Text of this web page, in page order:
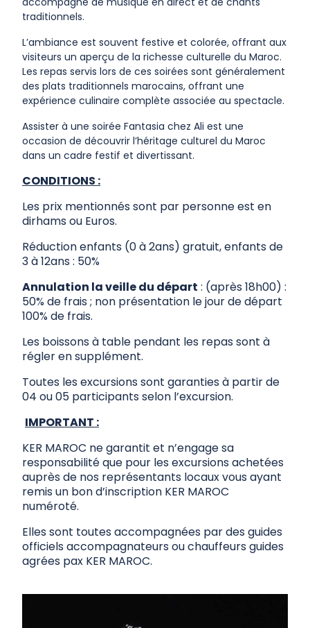
traditionnels.
L’ambiance est souvent festive et colorée, offrant aux
visiteurs un aperçu de la richesse culturelle du Maroc.
Les repas servis lors de ces soirées sont généralement
des plats traditionnels marocains, offrant une
expérience culinaire complète associée au spectacle.
Assister à une soirée Fantasia chez Ali est une
occasion de découvrir l’héritage culturel du Maroc
dans un cadre festif et divertissant.
CONDITIONS :
Les prix mentionnés sont par personne est en
dirhams ou Euros.
Réduction enfants (0 à 2ans) gratuit, enfants de
3 à 12ans : 50%
Annulation la veille du départ : (après 18h00) :
50% de frais ; non présentation le jour de départ
100% de frais.
Les boissons à table pendant les repas sont à
régler en supplément.
Toutes les excursions sont garanties à partir de
04 ou 05 participants selon l’excursion.
IMPORTANT :
KER MAROC ne garantit et n’engage sa
responsabilité que pour les excursions achetées
auprès de nos représentants locaux vous ayant
remis un bon d’inscription KER MAROC
numéroté.
Elles sont toutes accompagnées par des guides
officiels accompagnateurs ou chauffeurs guides
agrées pax KER MAROC.